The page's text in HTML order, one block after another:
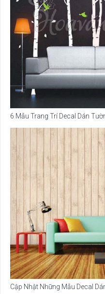
6 Mẫu Trang Trí Decal Dán
Cập Nhật Những Mẫu Decal